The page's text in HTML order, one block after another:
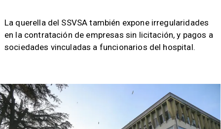
​La querella del SSVSA también expone irregularidades
en la contratación de empresas sin licitación, y pagos a
sociedades vinculadas a funcionarios del hospital.